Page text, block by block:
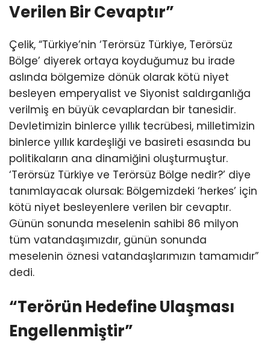
Verilen Bir Cevaptır”
Çelik, “Türkiye’nin ‘Terörsüz Türkiye, Terörsüz
Bölge’ diyerek ortaya koyduğumuz bu irade
aslında bölgemize dönük olarak kötü niyet
besleyen emperyalist ve Siyonist saldırganlığa
verilmiş en büyük cevaplardan bir tanesidir.
Devletimizin binlerce yıllık tecrübesi, milletimizin
binlerce yıllık kardeşliği ve basireti esasında bu
politikaların ana dinamiğini oluşturmuştur.
‘Terörsüz Türkiye ve Terörsüz Bölge nedir?’ diye
tanımlayacak olursak: Bölgemizdeki ‘herkes’ için
kötü niyet besleyenlere verilen bir cevaptır.
Günün sonunda meselenin sahibi 86 milyon
tüm vatandaşımızdır, günün sonunda
meselenin öznesi vatandaşlarımızın tamamıdır”
dedi.
“Terörün Hedefine Ulaşması
Engellenmiştir”